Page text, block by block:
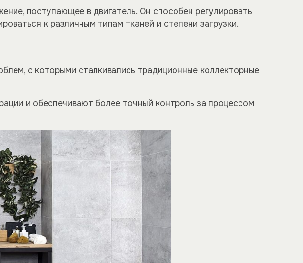
поступающее в двигатель. Он способен регулировать
к различным типам тканей и степени загрузки.
с которыми сталкивались традиционные коллекторные
и обеспечивают более точный контроль за процессом